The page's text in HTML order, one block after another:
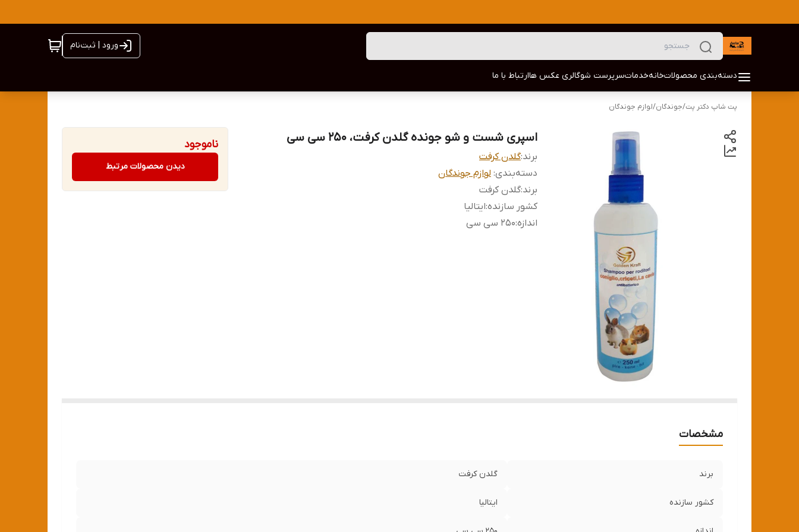
ورود | ثبت‌نام
دسته‌بندی محصولاتخانهخدماتسرپرست شوگالری عکس هاارتباط با ما
پت شاپ دکتر پت/جوندگان/لوازم جوندگان
اسپری شست و شو جونده گلدن کرفت، ۲۵۰ سی سی
برند:گلدن کرفت
دسته‌بندی: لوازم جوندگان
برند:گلدن کرفت
کشور سازنده:ایتالیا
اندازه:250 سی سی
ناموجود
دیدن محصولات مرتبط
مشخصات
برند گلدن کرفت
کشور سازنده ایتالیا